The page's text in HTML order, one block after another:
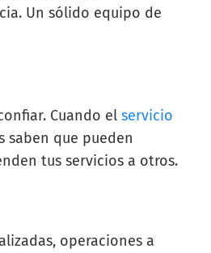
Un sólido equipo de
Cuando el servicio
saben que pueden
tus servicios a otros.
operaciones a